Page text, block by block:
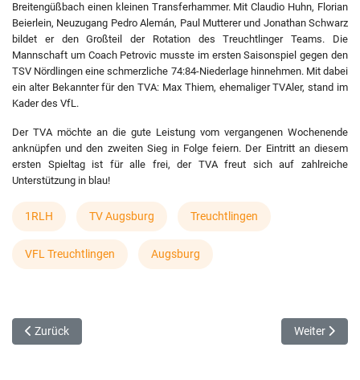
Breitengüßbach einen kleinen Transferhammer. Mit Claudio Huhn, Florian
Beierlein, Neuzugang Pedro Alemán, Paul Mutterer und Jonathan Schwarz
bildet er den Großteil der Rotation des Treuchtlinger Teams. Die
Mannschaft um Coach Petrovic musste im ersten Saisonspiel gegen den
TSV Nördlingen eine schmerzliche 74:84-Niederlage hinnehmen. Mit dabei
ein alter Bekannter für den TVA: Max Thiem, ehemaliger TVAler, stand im
Kader des VfL.
Der TVA möchte an die gute Leistung vom vergangenen Wochenende
anknüpfen und den zweiten Sieg in Folge feiern. Der Eintritt an diesem
ersten Spieltag ist für alle frei, der TVA freut sich auf zahlreiche
Unterstützung in blau!
1RLH TV Augsburg Treuchtlingen
VFL Treuchtlingen Augsburg
Vorheriger Beitrag: Heimauftakt der Haching Baskets
Zurück Nächster
Weiter